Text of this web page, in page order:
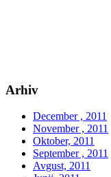
Arhiv
December , 2011
November , 2011
Oktober, 2011
September , 2011
Avgust, 2011